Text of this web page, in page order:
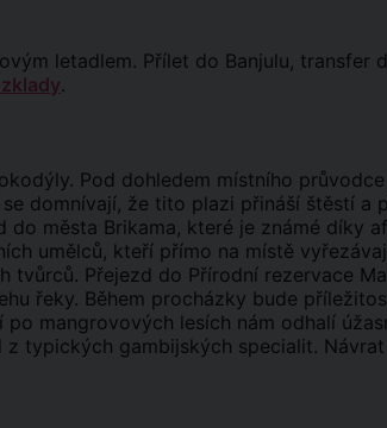
letadlem. Přílet do Banjulu, transfer
.
Pod dohledem místního
domnívají, že tito plazi přináší štěstí a
do města Brikama, které je známé díky
umělců, kteří přímo na místě
tvůrců. Přejezd do Přírodní rezervace
řeky. Během procházky bude
mangrovových lesích nám odhalí
typických gambijských specialit.